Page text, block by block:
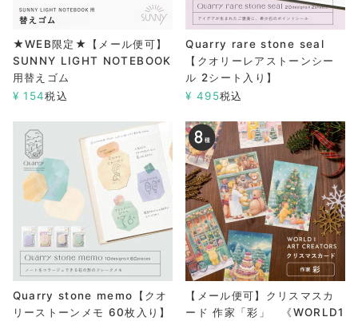
★WEB限定★【メール便可】
SUNNY LIGHT NOTEBOOK
用替えゴム
¥ 154税込
Quarry rare stone seal
【クオリーレアストーンシー
ル 2シート入り】
¥ 495税込
Quarry stone memo【クオ
リーストーンメモ 60枚入り】
【メール便可】クリスマスカ
ード 作家「彩」 《WORLD1